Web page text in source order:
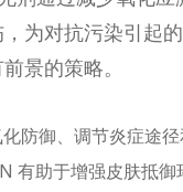
为对抗污染引起
景的策略。
防御、调节炎症途
有助于增强皮肤抵御